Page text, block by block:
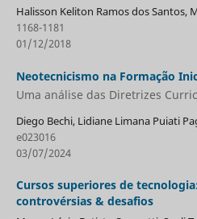
Halisson Keliton Ramos dos Santos,
1168-1181
01/12/2018
Neotecnicismo na Formação
Uma análise das Diretrizes
Diego Bechi, Lidiane Limana Puiati
e023016
03/07/2024
Cursos superiores de
controvérsias & desafios